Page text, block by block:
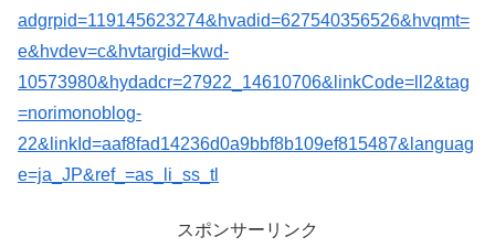
adgrpid=119145623274&hvadid=627540356526&hvqmt=
e&hvdev=c&hvtargid=kwd-
10573980&hydadcr=27922_14610706&linkCode=ll2&tag
=norimonoblog-
22&linkId=aaf8fad14236d0a9bbf8b109ef815487&languag
e=ja_JP&ref_=as_li_ss_tl
スポンサーリンク